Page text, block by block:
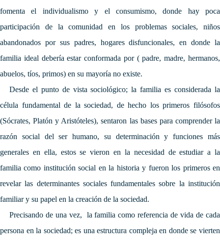
fomenta el individualismo y el consumismo, donde hay poca
participación de la comunidad en los problemas sociales, niños
abandonados por sus padres, hogares disfuncionales, en donde la
familia ideal debería estar conformada por ( padre, madre, hermanos,
abuelos, tíos, primos) en su mayoría no existe.
Desde el punto de vista sociológico; la familia es considerada la
célula fundamental de la sociedad, de hecho los primeros filósofos
(Sócrates, Platón y Aristóteles), sentaron las bases para comprender la
razón social del ser humano, su determinación y funciones más
generales en ella, estos se vieron en la necesidad de estudiar a la
familia como institución social en la historia y fueron los primeros en
revelar las determinantes sociales fundamentales sobre la institución
familiar y su papel en la creación de la sociedad.
Precisando de una vez, la familia como referencia de vida de cada
persona en la sociedad; es una estructura compleja en donde se vierten